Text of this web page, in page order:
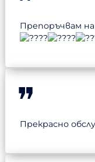
Препоръчвам на
Прекрасно